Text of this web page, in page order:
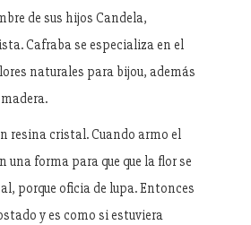
de sus hijos Candela,
Cafraba se especializa en el
naturales para bijou, además
resina cristal. Cuando armo el
una forma para que que la flor se
porque oficia de lupa. Entonces
y es como si estuviera